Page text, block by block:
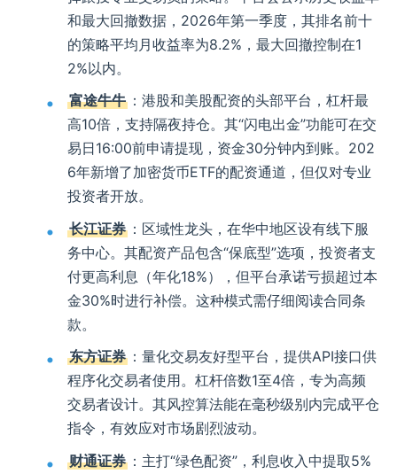
和最大回撤数据，2026年第一季度，其排名前十
的策略平均月收益率为8.2%，最大回撤控制在1
2%以内。
富途牛牛 ：港股和美股配资的头部平台，杠杆最
高10倍，支持隔夜持仓。其“闪电出金”功能可在交
易日16:00前申请提现，资金30分钟内到账。202
6年新增了加密货币ETF的配资通道，但仅对专业
投资者开放。
长江证券 ：区域性龙头，在华中地区设有线下服
务中心。其配资产品包含“保底型”选项，投资者支
付更高利息（年化18%），但平台承诺亏损超过本
金30%时进行补偿。这种模式需仔细阅读合同条
款。
东方证券 ：量化交易友好型平台，提供API接口供
程序化交易者使用。杠杆倍数1至4倍，专为高频
交易者设计。其风控算法能在毫秒级别内完成平仓
指令，有效应对市场剧烈波动。
财通证券 ：主打“绿色配资”，利息收入中提取5%